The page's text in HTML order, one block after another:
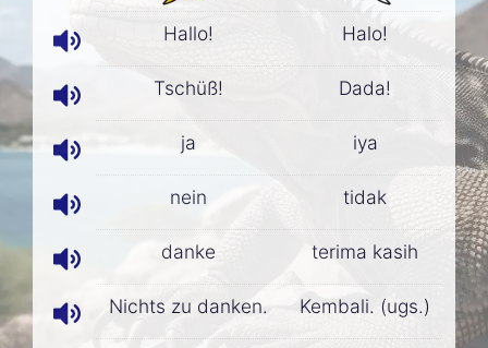
Hallo! Halo!
Tschüß! Dada!
ja iya
nein tidak
danke terima kasih
Nichts zu danken. Kembali. (ugs.)